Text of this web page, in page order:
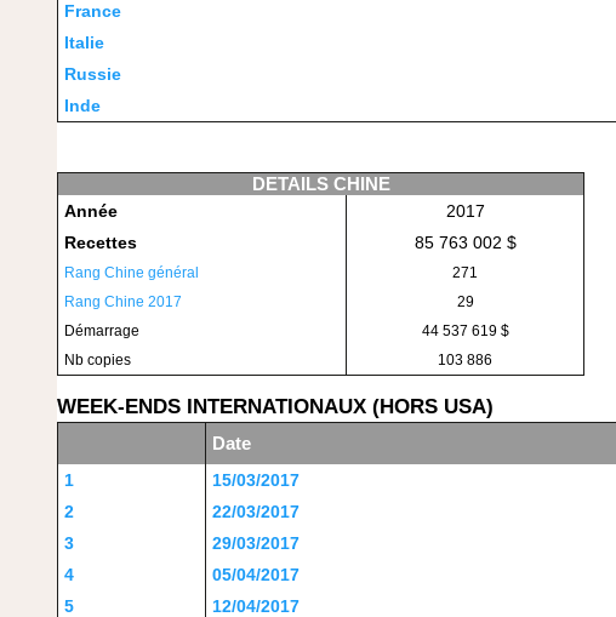
France
Italie
Russie
Inde
DETAILS CHINE
Année
2017
Recettes
85 763 002 $
Rang Chine général
271
Rang Chine 2017
29
Démarrage
44 537 619 $
Nb copies
103 886
WEEK-ENDS INTERNATIONAUX (HORS USA)
Date
1
15/03/2017
2
22/03/2017
3
29/03/2017
4
05/04/2017
5
12/04/2017